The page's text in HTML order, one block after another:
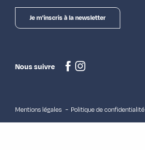
Je m'inscris à la newsletter
Nous suivre
Mentions légales Politique de confidentialité